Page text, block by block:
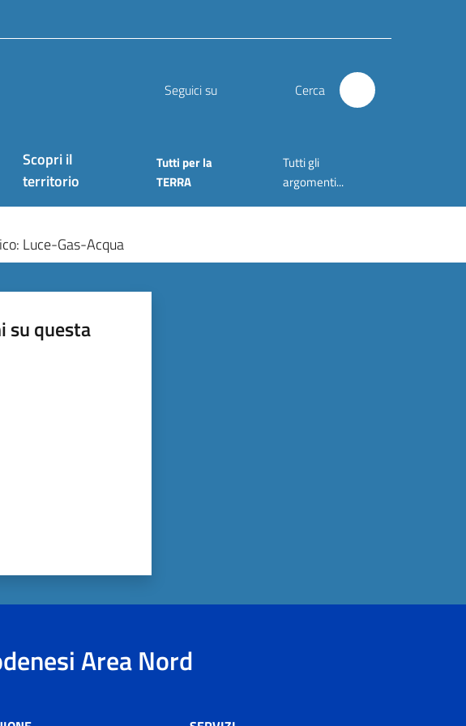
Seguici su Cerca
Scopri il
territorio
Tutti per la
TERRA
Tutti gli
argomenti...
Luce-Gas-Acqua
su questa
Area Nord